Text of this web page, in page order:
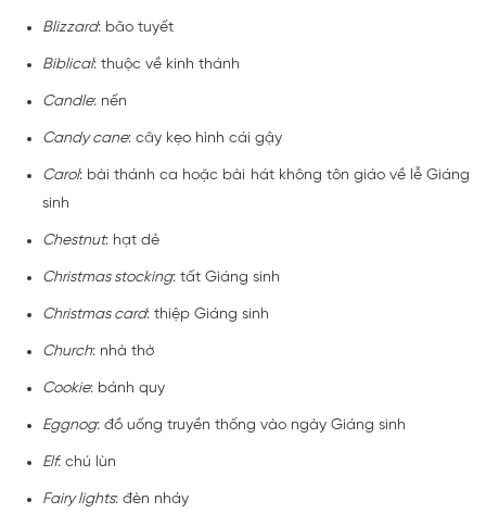
Blizzard: bão tuyết
Biblical: thuộc về kinh thánh
Candle: nến
Candy cane: cây kẹo hình cái gậy
Carol: bài thánh ca hoặc bài hát không tôn giáo về lễ Giáng
sinh
Chestnut: hạt dẻ
Christmas stocking: tất Giáng sinh
Christmas card: thiệp Giáng sinh
Church: nhà thờ
Cookie: bánh quy
Eggnog: đồ uống truyền thống vào ngày Giáng sinh
Elf: chú lùn
Fairy lights: đèn nháy